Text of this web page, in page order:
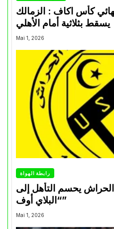
كأس اكاف : الزمالك
Mai 1, 2026
رابطة الهواة
الحراش يحسم التأهل إلى
“البلاي أوف”
Mai 1, 2026